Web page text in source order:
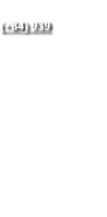
(+84) 939